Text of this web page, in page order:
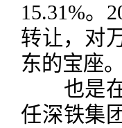
15.31%。
转让，对
东的宝座。
也是在
任深铁集